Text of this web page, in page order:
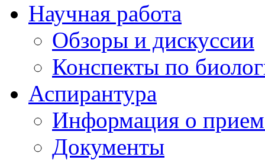
Научная работа
Обзоры и дискуссии
Конспекты по
Аспирантура
Информация о
Документы